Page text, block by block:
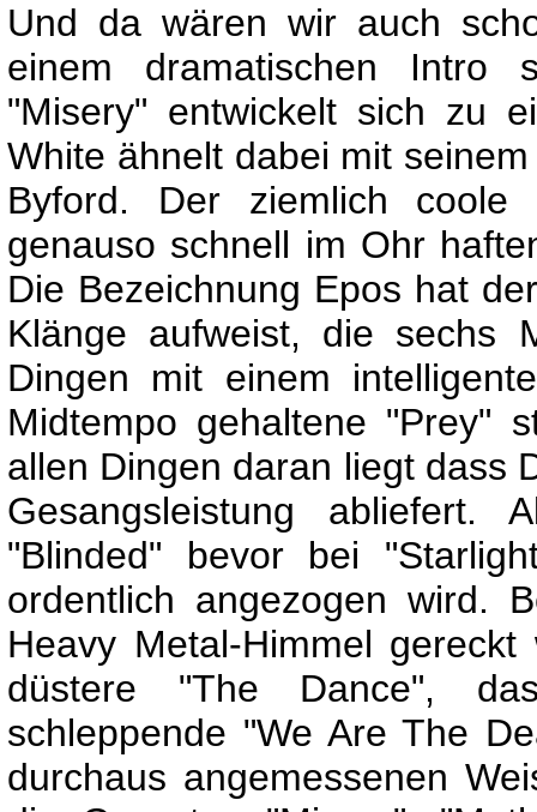
Und da wären wir auch
einem dramatischen Intro
"Misery" entwickelt sich zu
White ähnelt dabei mit
Byford. Der ziemlich
genauso schnell im Ohr
Die Bezeichnung Epos hat
Klänge aufweist, die sechs
Dingen mit einem
Midtempo gehaltene "Prey"
allen Dingen daran liegt dass
Gesangsleistung abliefert.
"Blinded" bevor bei
ordentlich angezogen wird.
Heavy Metal-Himmel
düstere "The Dance",
schleppende "We Are The
durchaus angemessenen